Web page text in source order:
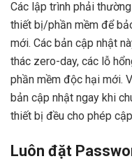
Các lập trình phải
thiết bị/phần mềm để
mới. Các bản cập nhật
thác zero-day, các lỗ
phần mềm độc hại mới.
bản cập nhật ngay khi
thiết bị đều cho phép
Luôn đặt